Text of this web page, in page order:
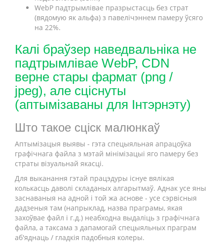
WebP падтрымлівае празрыстасць без страт
(вядомую як альфа) з павелічэннем памеру ўсяго
на 22%.
Калі браўзер наведвальніка не
падтрымлівае WebP, CDN
верне стары фармат (png /
jpeg), але сціснуты
(аптымізаваны для Інтэрнэту)
Што такое сціск малюнкаў
Аптымізацыя выявы - гэта спецыяльная апрацоўка
графічнага файла з мэтай мінімізацыі яго памеру без
страты візуальнай якасці.
Для выканання гэтай працэдуры існуе вялікая
колькасць даволі складаных алгарытмаў. Аднак усе яны
заснаваныя на адной і той жа аснове - усе сэрвісныя
дадзеныя там (напрыклад, назва праграмы, якая
захоўвае файл і г.д.) неабходна выдаліць з графічнага
файла, а таксама з дапамогай спецыяльных праграм
аб'яднаць / гладкія падобныя колеры.